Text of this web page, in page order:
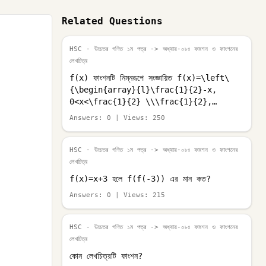
Related Questions
HSC - উচ্চতর গণিত ১ম পত্র -> অধ্যায়-০৮ঃ ফাংশন ও ফাংশনের
লেখচিত্র
f(x) ফাংশনটি নিম্নরূপে সংজ্ঞায়িত f(x)=\left\
{\begin{array}{l}\frac{1}{2}-x,
0<x<\frac{1}{2} \\\frac{1}{2},
x=\frac{1}{2} \\\frac{3}{2}-x,
\left(\frac{1}{4}\right) এর মান কত?
Answers: 0 | Views: 250
HSC - উচ্চতর গণিত ১ম পত্র -> অধ্যায়-০৮ঃ ফাংশন ও ফাংশনের
লেখচিত্র
f(x)=x+3 হলে f(f(-3)) এর মান কত?
Answers: 0 | Views: 215
HSC - উচ্চতর গণিত ১ম পত্র -> অধ্যায়-০৮ঃ ফাংশন ও ফাংশনের
লেখচিত্র
কোন লেখচিত্রটি ফাংশন?